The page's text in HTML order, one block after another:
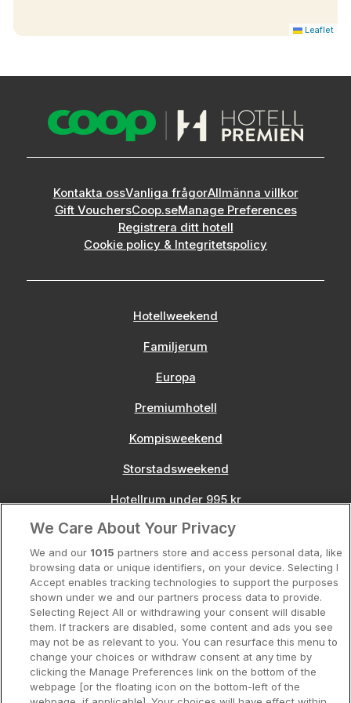
Leaflet
Kontakta ossVanliga frågorAllmänna villkor
Gift VouchersCoop.seManage Preferences
Registrera ditt hotell
Cookie policy & Integritetspolicy
Hotellweekend
Familjerum
Europa
Premiumhotell
Kompisweekend
Storstadsweekend
Hotellrum under 995 kr
Spahotell
Sydsverige
Om Hotellpremien
Nya hotell
Stadsweekend
We Care About Your Privacy
We and our 1015 partners store and access personal data, like
browsing data or unique identifiers, on your device. Selecting I
Accept enables tracking technologies to support the purposes
shown under we and our partners process data to provide.
Selecting Reject All or withdrawing your consent will disable
them. If trackers are disabled, some content and ads you see
may not be as relevant to you. You can resurface this menu to
change your choices or withdraw consent at any time by
clicking the Manage Preferences link on the bottom of the
webpage [or the floating icon on the bottom-left of the